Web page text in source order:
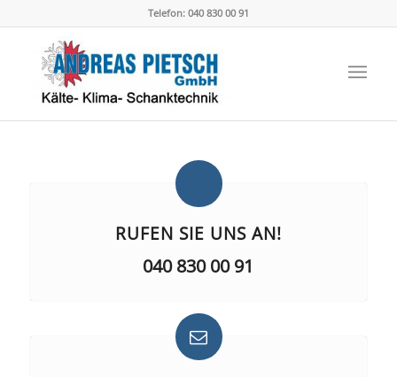
Telefon: 040 830 00 91
RUFEN SIE UNS AN!
040 830 00 91